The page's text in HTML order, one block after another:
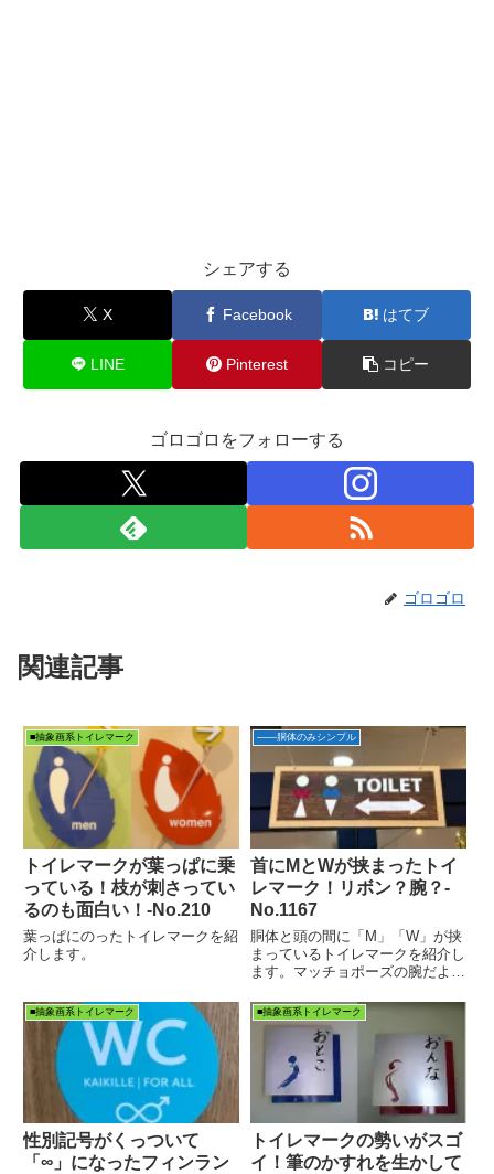
シェアする
X Facebook はてブ
LINE Pinterest コピー
ゴロゴロをフォローする
ゴロゴロ
関連記事
■抽象画系トイレマーク
トイレマークが葉っぱに乗
っている！枝が刺さってい
るのも面白い！‐No.210
葉っぱにのったトイレマークを紹
介します。
――胴体のみシンプル
首にMとWが挟まったトイ
レマーク！リボン？腕？-
No.1167
胴体と頭の間に「M」「W」が挟
まっているトイレマークを紹介し
ます。マッチョポーズの腕だよ！
場所：沖縄県那覇市おもろまち
書店発見日：2026年3月22日リボ
ン？腕？今回のトイレマークは、
よく見る一般的な〇と△の...
■抽象画系トイレマーク
性別記号がくっついて
「∞」になったフィンラン
■抽象画系トイレマーク
トイレマークの勢いがスゴ
イ！筆のかすれを生かして